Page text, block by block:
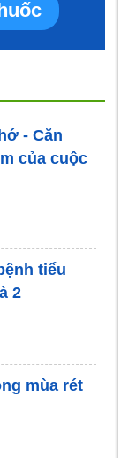
- Căn
của cuộc
tiểu
2
mùa rét